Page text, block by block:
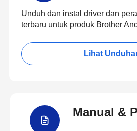
Unduh dan instal driver dan
terbaru untuk produk Brother
Lihat
Manual &